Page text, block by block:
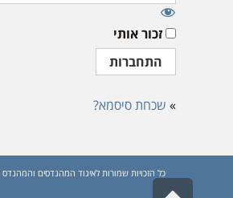
זכור אותי
» שכחת סיסמא?